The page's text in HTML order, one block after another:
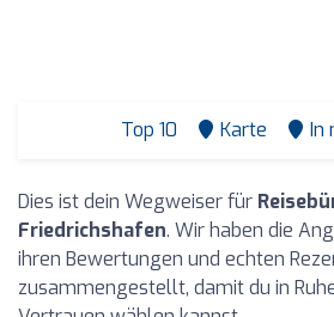
Top 10 Karte In
Dies ist dein Wegweiser für
Friedrichshafen. Wir haben die
ihren Bewertungen und echten
zusammengestellt, damit du in